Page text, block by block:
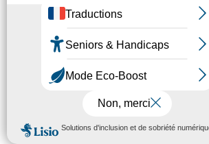
MENU
Accessible 2020